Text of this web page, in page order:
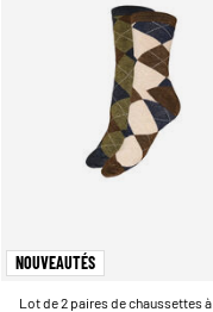
NOUVEAUTÉS
Lot de 2 paires de chaussettes à